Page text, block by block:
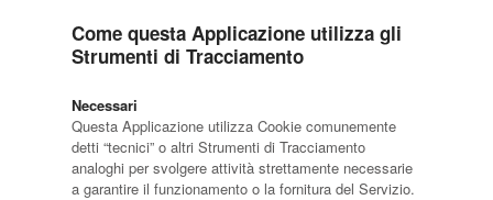
Come questa Applicazione utilizza gli
Strumenti di Tracciamento
Necessari
Questa Applicazione utilizza Cookie comunemente
detti “tecnici” o altri Strumenti di Tracciamento
analoghi per svolgere attività strettamente necessarie
a garantire il funzionamento o la fornitura del Servizio.